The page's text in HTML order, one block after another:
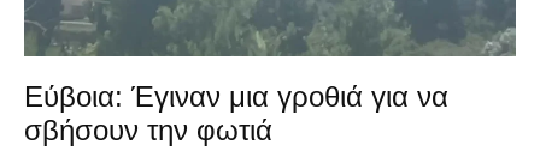
Εύβοια: Έγιναν μια γροθιά για να
σβήσουν την φωτιά